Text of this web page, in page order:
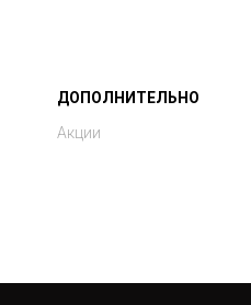
ДОПОЛНИТЕЛЬНО
Акции